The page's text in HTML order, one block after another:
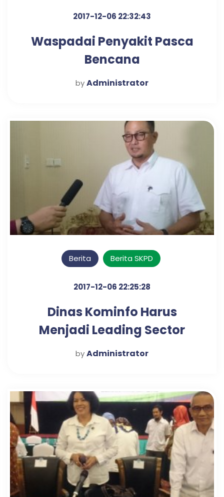
2017-12-06 22:32:43
Waspadai Penyakit Pasca
Bencana
byAdministrator
Berita Berita SKPD
2017-12-06 22:25:28
Dinas Kominfo Harus
Menjadi Leading Sector
Penerapan Smart City
byAdministrator